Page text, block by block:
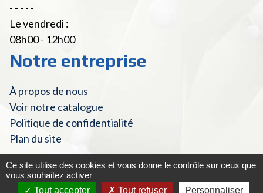
- - - - -
Le vendredi :
08h00 - 12h00
Notre entreprise
À propos de nous
Voir notre catalogue
Politique de confidentialité
Plan du site
© Fourniture Laitière 2022 - Tous droits réservés |
Mentions
Ce site utilise des cookies et vous donne le contrôle sur ceux que
vous souhaitez activer
Tout accepter
Tout refuser Personnaliser